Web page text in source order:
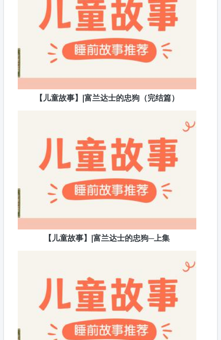
【儿童故事】|富兰达士的忠狗（完结篇）
【儿童故事】|富兰达士的忠狗─上集